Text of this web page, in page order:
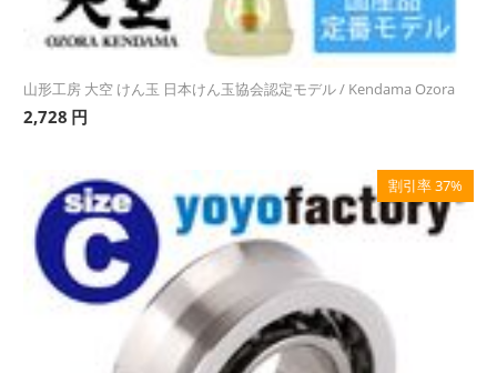
山形工房 大空 けん玉 日本けん玉協会認定モデル / Kendama Ozora
2,728 円
割引率 37%